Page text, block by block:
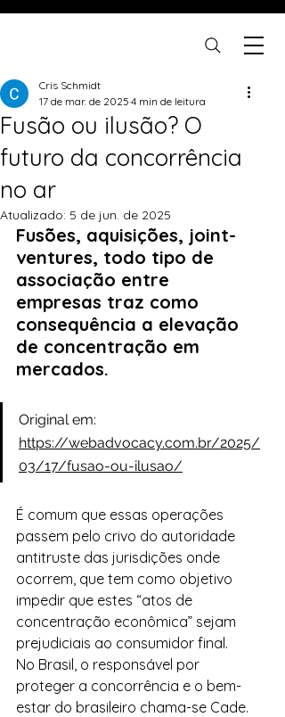
Fusão ou ilusão? O
futuro da concorrência
no ar
Cris Schmidt
17 de mar. de 2025 4 min de leitura
Atualizado: 5 de jun. de 2025
Fusões, aquisições, joint-
ventures, todo tipo de
associação entre
empresas traz como
consequência a elevação
de concentração em
mercados.
Original em:
https://webadvocacy.com.br/2025/
03/17/fusao-ou-ilusao/
É comum que essas operações
passem pelo crivo do autoridade
antitruste das jurisdições onde
ocorrem, que tem como objetivo
impedir que estes “atos de
concentração econômica” sejam
prejudiciais ao consumidor final.
No Brasil, o responsável por
proteger a concorrência e o bem-
estar do brasileiro chama-se Cade.